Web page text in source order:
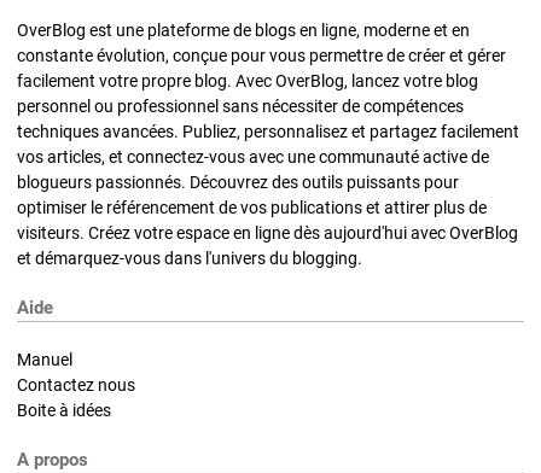
OverBlog est une plateforme de blogs en ligne, moderne et en
constante évolution, conçue pour vous permettre de créer et gérer
facilement votre propre blog. Avec OverBlog, lancez votre blog
personnel ou professionnel sans nécessiter de compétences
techniques avancées. Publiez, personnalisez et partagez facilement
vos articles, et connectez-vous avec une communauté active de
blogueurs passionnés. Découvrez des outils puissants pour
optimiser le référencement de vos publications et attirer plus de
visiteurs. Créez votre espace en ligne dès aujourd'hui avec OverBlog
et démarquez-vous dans l'univers du blogging.
Aide
Manuel
Contactez nous
Boite à idées
A propos